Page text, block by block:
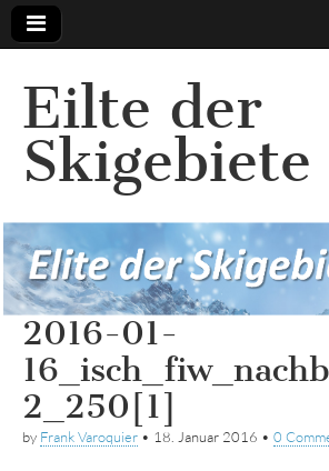
Eilte der
Skigebiete
2016-01-
2_250[1]
by Frank Varoquier • 18. Januar 2016 • 0